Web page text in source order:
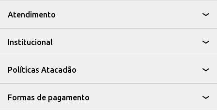
Utilização em churrasqueiras para proteção contra o calor.
Com a Luva para Forno Art Forma, você garante proteção e segurança ao
cozinhar, tornando o preparo de suas receitas mais fácil e eficiente.
Atendimento
Institucional
Políticas Atacadão
Formas de pagamento